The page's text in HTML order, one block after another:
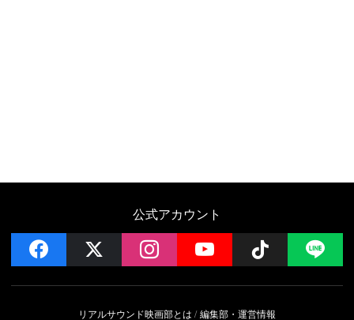
公式アカウント
facebook instagramYouTube Follow
リアルサウンド映画部とは 編集部・運営情報